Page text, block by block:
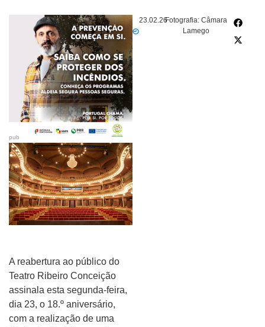
23.02.26Fotografia: Câmara
Lamego
pub
A reabertura ao público do
Teatro Ribeiro Conceição
assinala esta segunda-feira,
dia 23, o 18.º aniversário,
com a realização de uma